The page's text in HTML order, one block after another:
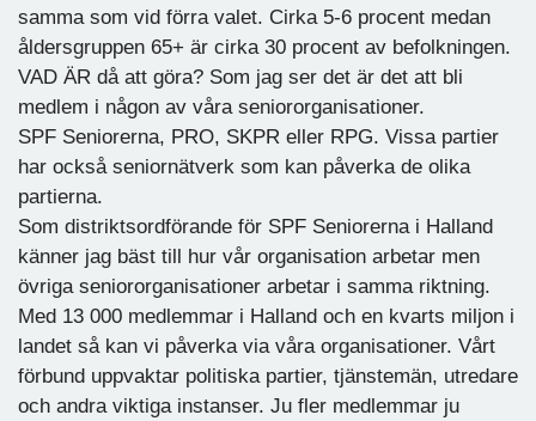
samma som vid förra valet. Cirka 5-6 procent medan
åldersgruppen 65+ är cirka 30 procent av befolkningen.
VAD ÄR då att göra? Som jag ser det är det att bli
medlem i någon av våra seniororganisationer.
SPF Seniorerna, PRO, SKPR eller RPG. Vissa partier
har också seniornätverk som kan påverka de olika
partierna.
Som distriktsordförande för SPF Seniorerna i Halland
känner jag bäst till hur vår organisation arbetar men
övriga seniororganisationer arbetar i samma riktning.
Med 13 000 medlemmar i Halland och en kvarts miljon i
landet så kan vi påverka via våra organisationer. Vårt
förbund uppvaktar politiska partier, tjänstemän, utredare
och andra viktiga instanser. Ju fler medlemmar ju